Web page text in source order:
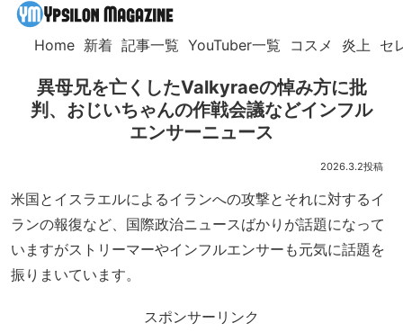
Home 新着 記事一覧 YouTuber一覧 コスメ 炎上 セ
異母兄を亡くしたValkyraeの悼み方に批
判、おじいちゃんの作戦会議などインフル
エンサーニュース
2026.3.2
米国とイスラエルによるイランへの攻撃とそれに対するイ
ランの報復など、国際政治ニュースばかりが話題になって
いますがストリーマーやインフルエンサーも元気に話題を
振りまいています。
スポンサーリンク